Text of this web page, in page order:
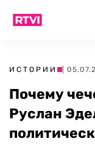
ИСТОРИИ |
Почему
Руслан